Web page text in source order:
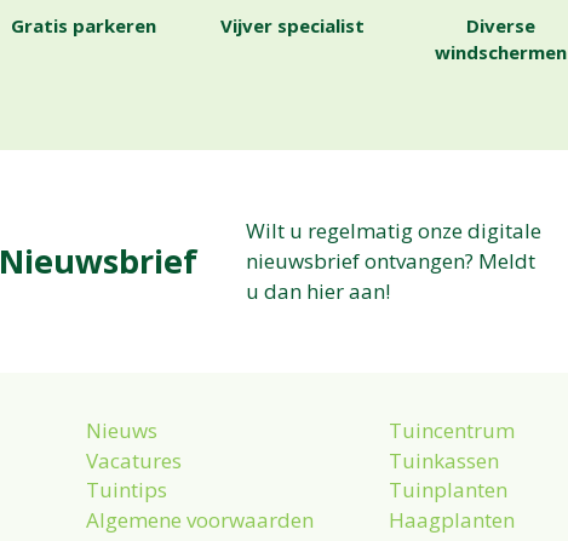
Gratis parkeren Vijver specialist
Diverse
windschermen
Nieuwsbrief
Wilt u regelmatig onze digitale
nieuwsbrief ontvangen? Meldt
u dan hier aan!
Nieuws
Vacatures
Tuintips
Algemene voorwaarden
Tuincentrum
Tuinkassen
Tuinplanten
Haagplanten